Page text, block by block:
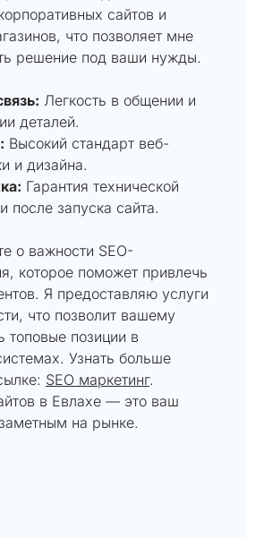
сайтов и
что позволяет мне
решение под ваши нужды.
Легкость в общении и
деталей.
Высокий стандарт веб-
и дизайна.
Гарантия технической
после запуска сайта.
о важности SEO-
которое поможет привлечь
Я предоставляю услуги
что позволит вашему
топовые позиции в
Узнать больше
SEO маркетинг.
в Евлахе — это ваш
на рынке.